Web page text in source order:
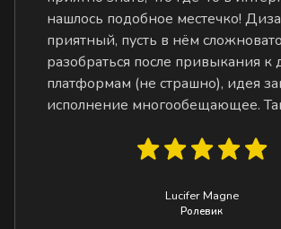
нашлось подобное местечко!
приятный, пусть в нём сложновато
разобраться после привыкания к
платформам (не страшно), идея
исполнение многообещающее.
Lucifer Magne
Ролевик